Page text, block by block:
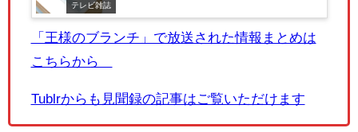
テレビ雑誌
「王様のブランチ」で放送された情報まとめは
こちらから
Tublrからも見聞録の記事はご覧いただけます